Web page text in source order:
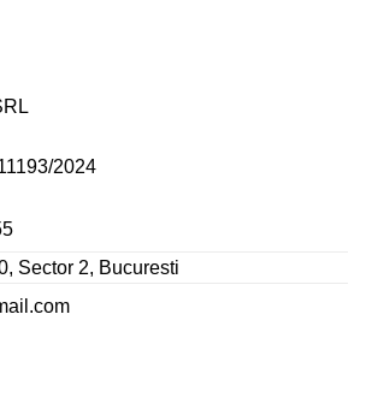
2024
Sector 2, Bucuresti